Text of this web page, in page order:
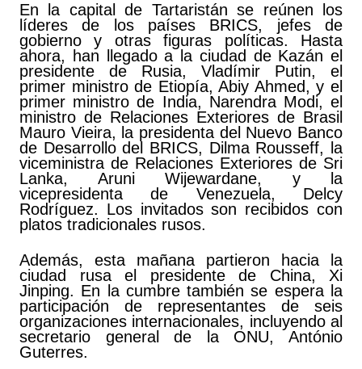
En la capital de Tartaristán se reúnen los
líderes de los países BRICS, jefes de
gobierno y otras figuras políticas. Hasta
ahora, han llegado a la ciudad de Kazán el
presidente de Rusia, Vladímir Putin, el
primer ministro de Etiopía, Abiy Ahmed, y el
primer ministro de India, Narendra Modi, el
ministro de Relaciones Exteriores de Brasil
Mauro Vieira, la presidenta del Nuevo Banco
de Desarrollo del BRICS, Dilma Rousseff, la
viceministra de Relaciones Exteriores de Sri
Lanka, Aruni Wijewardane, y la
vicepresidenta de Venezuela, Delcy
Rodríguez. Los invitados son recibidos con
platos tradicionales rusos.
Además, esta mañana partieron hacia la
ciudad rusa el presidente de China, Xi
Jinping. En la cumbre también se espera la
participación de representantes de seis
organizaciones internacionales, incluyendo al
secretario general de la ONU, António
Guterres.